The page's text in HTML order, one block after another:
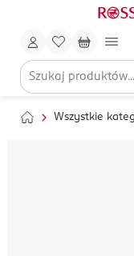
Wszystkie